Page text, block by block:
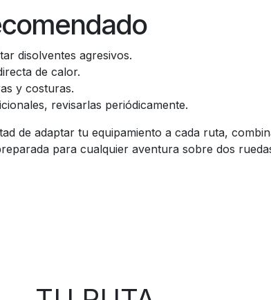
disolventes agresivos.
de calor.
y costuras.
revisarlas periódicamente.
de adaptar tu equipamiento a cada ruta,
para cualquier aventura sobre dos